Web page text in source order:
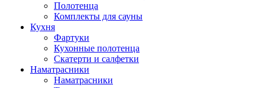
Полотенца
Комплекты для сауны
Кухня
Фартуки
Кухонные полотенца
Скатерти и салфетки
Наматрасники
Наматрасники